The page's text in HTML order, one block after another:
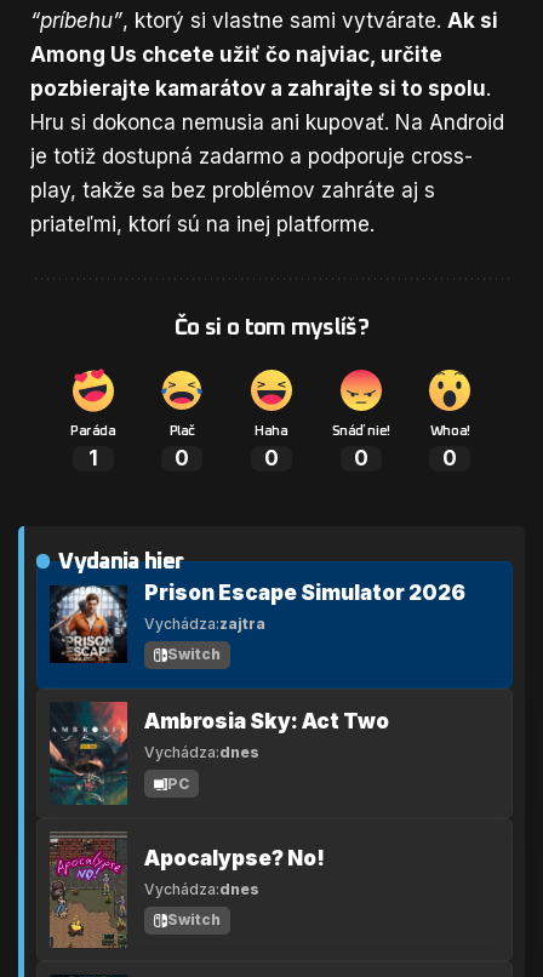
“príbehu”, ktorý si vlastne sami vytvárate. Ak si
Among Us chcete užiť čo najviac, určite
pozbierajte kamarátov a zahrajte si to spolu.
Hru si dokonca nemusia ani kupovať. Na Android
je totiž dostupná zadarmo a podporuje cross-
play, takže sa bez problémov zahráte aj s
priateľmi, ktorí sú na inej platforme.
Čo si o tom myslíš?
Paráda
1
Plač
0
Haha
0
Snáď nie!
0
Whoa!
0
Vydania hier
Prison Escape Simulator 2026
Vychádza:zajtra
Switch
Ambrosia Sky: Act Two
Vychádza:dnes
PC
Apocalypse? No!
Vychádza:dnes
Switch